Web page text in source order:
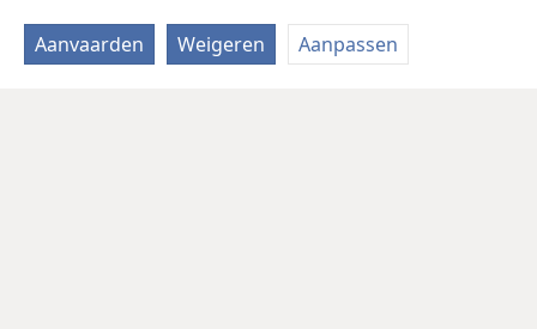
Aanvaarden Weigeren Aanpassen